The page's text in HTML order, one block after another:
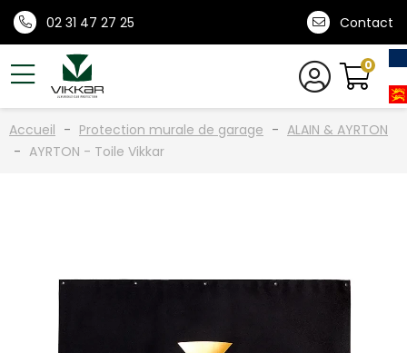
02 31 47 27 25 Contact
0
Accueil Protection murale de garage
ALAIN & AYRTON
AYRTON - Toile Vikkar